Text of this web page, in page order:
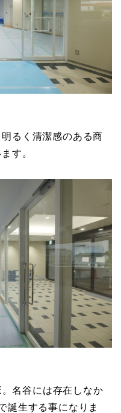
るく清潔感のある商
す。
名谷には存在しなか
誕生する事になりま